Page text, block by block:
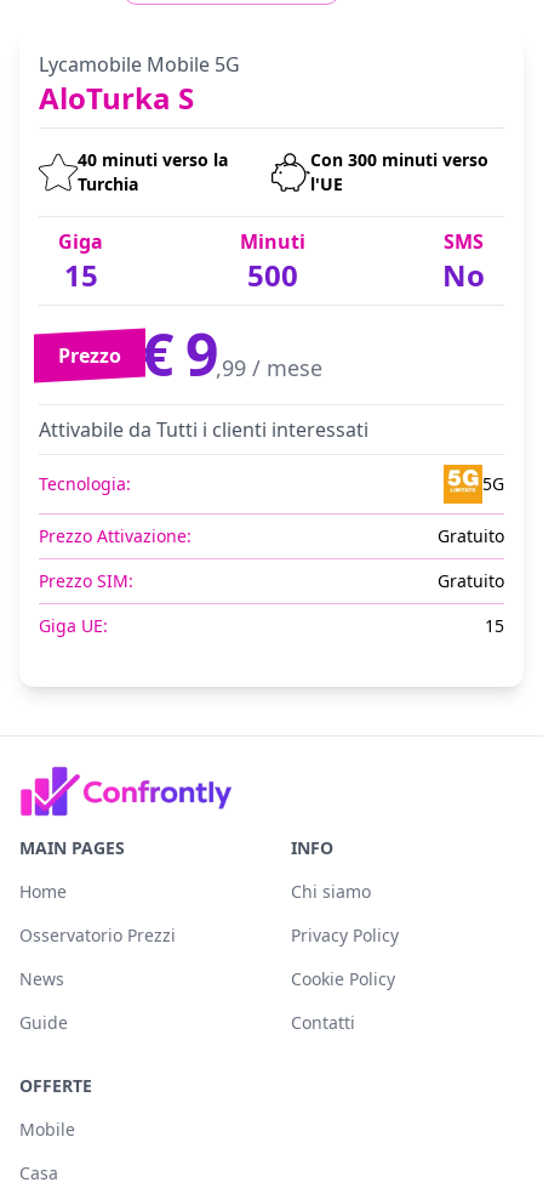
Lycamobile Mobile 5G
AloTurka S
40 minuti verso la
Turchia
Con 300 minuti verso
l'UE
Giga
15
Minuti
500
SMS
No
Prezzo € 9,99 / mese
Attivabile da Tutti i clienti interessati
Tecnologia: 5G
Prezzo Attivazione:
Gratuito
Prezzo SIM:
Gratuito
Giga UE:
15
MAIN PAGES
Home
Osservatorio Prezzi
News
Guide
INFO
Chi siamo
Privacy Policy
Cookie Policy
Contatti
OFFERTE
Mobile
Casa